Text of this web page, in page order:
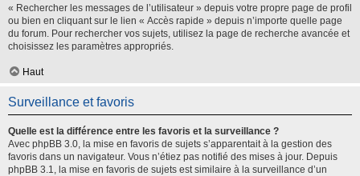
« Rechercher les messages de l’utilisateur » depuis votre propre page de profil
ou bien en cliquant sur le lien « Accès rapide » depuis n’importe quelle page
du forum. Pour rechercher vos sujets, utilisez la page de recherche avancée et
choisissez les paramètres appropriés.
Haut
Surveillance et favoris
Quelle est la différence entre les favoris et la surveillance ?
Avec phpBB 3.0, la mise en favoris de sujets s’apparentait à la gestion des
favoris dans un navigateur. Vous n’étiez pas notifié des mises à jour. Depuis
phpBB 3.1, la mise en favoris de sujets est similaire à la surveillance d’un